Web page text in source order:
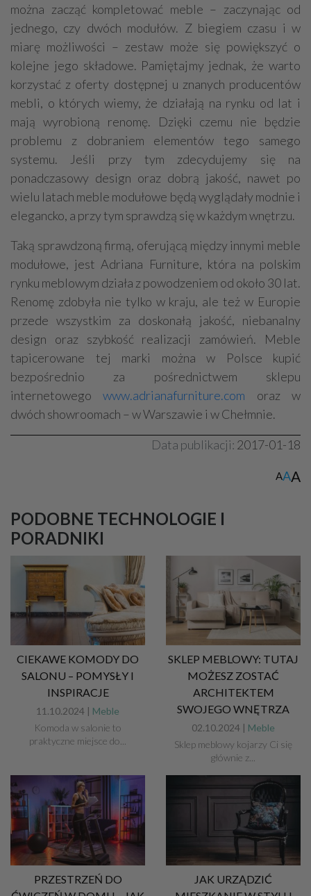
można zacząć kompletować meble – zaczynając od
jednego, czy dwóch modułów. Z biegiem czasu i w
miarę możliwości – zestaw może się powiększyć o
kolejne jego składowe. Pamiętajmy jednak, że warto
korzystać z oferty dostępnej u znanych producentów
mebli, o których wiemy, że działają na rynku od lat i
mają wyrobioną renomę. Dzięki czemu nie będzie
problemu z dobraniem elementów tego samego
systemu. Jeśli przy tym zdecydujemy się na
ponadczasowy design oraz dobrą jakość, nawet po
wielu latach meble modułowe będą wyglądały modnie i
elegancko, a przy tym sprawdzą się w każdym wnętrzu.
Taką sprawdzoną firmą, oferującą między innymi meble
modułowe, jest Adriana Furniture, która na polskim
rynku meblowym działa z powodzeniem od około 30 lat.
Renomę zdobyła nie tylko w kraju, ale też w Europie
przede wszystkim za doskonałą jakość, niebanalny
design oraz szybkość realizacji zamówień. Meble
tapicerowane tej marki można w Polsce kupić
bezpośrednio za pośrednictwem sklepu
internetowegowww.adrianafurniture.com oraz w
dwóch showroomach – w Warszawie i w Chełmnie.
Data publikacji: 2017-01-18
AAA
PODOBNE TECHNOLOGIE I
PORADNIKI
CIEKAWE KOMODY DO
SALONU – POMYSŁY I
INSPIRACJE
11.10.2024 | Meble
Komoda w salonie to
praktyczne miejsce do...
SKLEP MEBLOWY: TUTAJ
MOŻESZ ZOSTAĆ
ARCHITEKTEM
SWOJEGO WNĘTRZA
02.10.2024 | Meble
Sklep meblowy kojarzy Ci się
głównie z...
PRZESTRZEŃ DO
JAK URZĄDZIĆ